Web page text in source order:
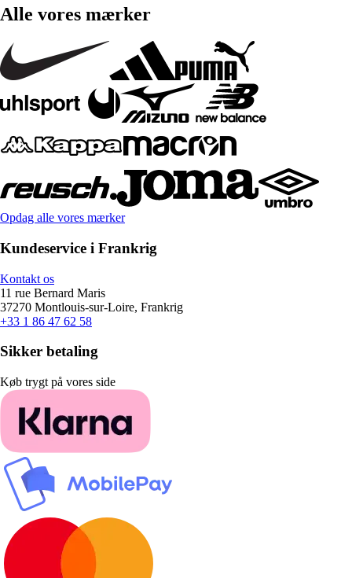
Alle vores mærker
Opdag alle vores mærker
Kundeservice i Frankrig
Kontakt os
11 rue Bernard Maris
37270 Montlouis-sur-Loire, Frankrig
+33 1 86 47 62 58
Sikker betaling
Køb trygt på vores side